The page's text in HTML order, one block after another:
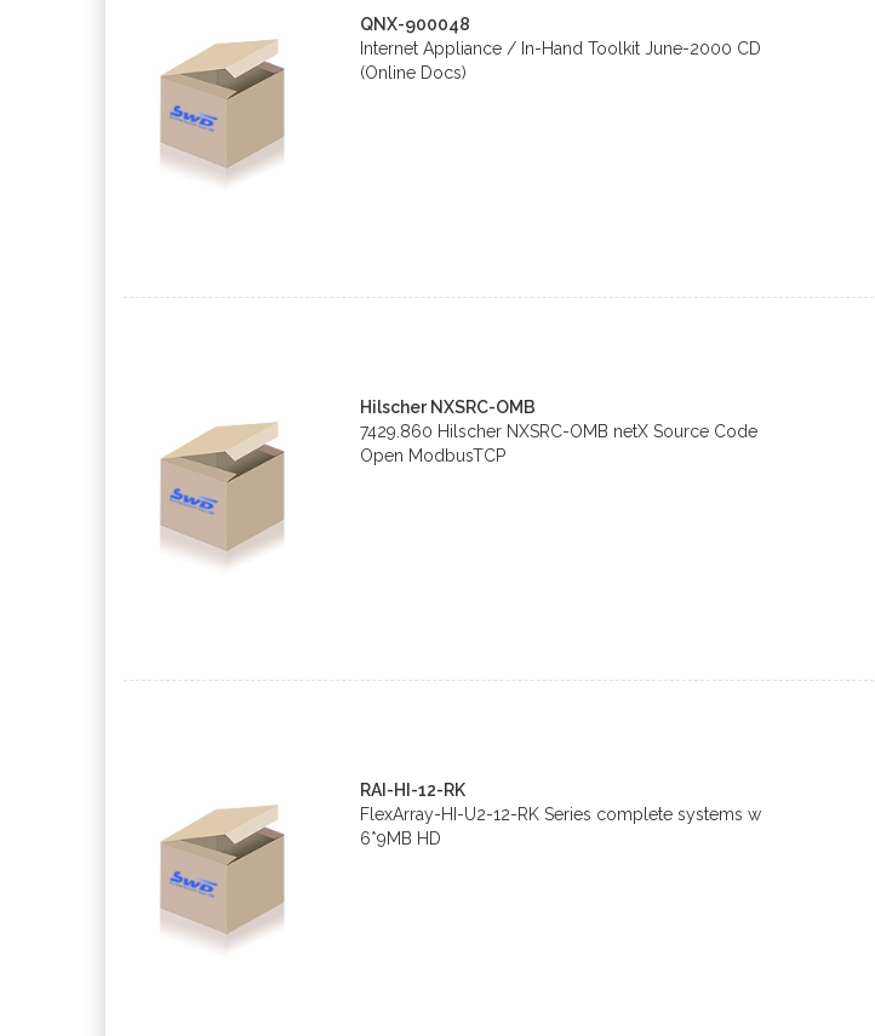
QNX-900048
Internet Appliance / In-Hand Toolkit June-2000 CD
(Online Docs)
Hilscher NXSRC-OMB
7429.860 Hilscher NXSRC-OMB netX Source Code
Open ModbusTCP
RAI-HI-12-RK
FlexArray-HI-U2-12-RK Series complete systems w
6*9MB HD